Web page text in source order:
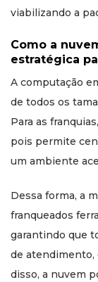
viabilizando a
Como a
estratégica
A computação
de todos os
Para as
pois permite
um ambiente
Dessa forma, a
franqueados
garantindo que
de atendimento,
disso, a nuvem